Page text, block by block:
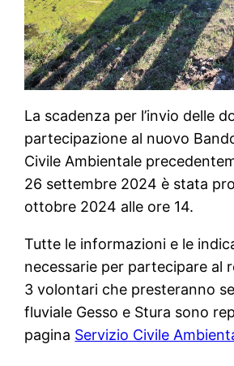
La scadenza per l’invio delle
partecipazione al nuovo
Civile Ambientale
26 settembre 2024 è stata
ottobre 2024 alle ore 14.
Tutte le informazioni e le
necessarie per partecipare al
3 volontari che presteranno
fluviale Gesso e Stura sono
pagina Servizio Civile